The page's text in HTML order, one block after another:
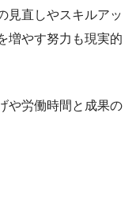
見直しやスキルアッ
増やす努力も現実的
や労働時間と成果の